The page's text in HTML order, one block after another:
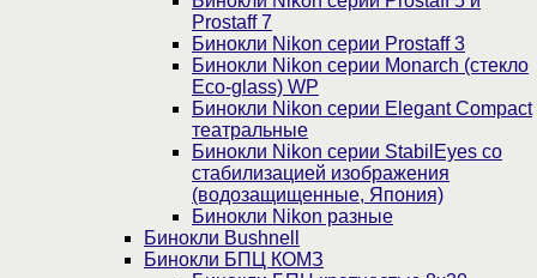
Prostaff 7
Бинокли Nikon серии Prostaff 3
Бинокли Nikon серии Monarch (стекло
Eco-glass) WP
Бинокли Nikon серии Elegant Compact
театральные
Бинокли Nikon серии StabilEyes со
стабилизацией изображения
(водозащищенные, Япония)
Бинокли Nikon разные
Бинокли Bushnell
Бинокли БПЦ КОМЗ